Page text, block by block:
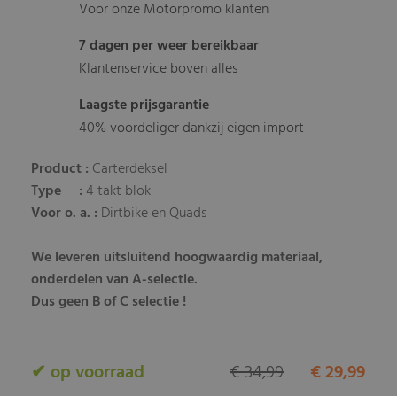
Voor onze Motorpromo klanten
7 dagen per weer bereikbaar
Klantenservice boven alles
Laagste prijsgarantie
40% voordeliger dankzij eigen import
Product : Carterdeksel
Type : 4 takt blok
Voor o. a. : Dirtbike en Quads
We leveren uitsluitend hoogwaardig materiaal,
onderdelen van A-selectie.
Dus geen B of C selectie !
✔ op voorraad € 29,99
€ 34,99